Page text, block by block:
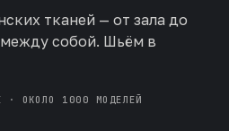
тканей — от зала до
собой. Шьём в
ОКОЛО 1000 МОДЕЛЕЙ